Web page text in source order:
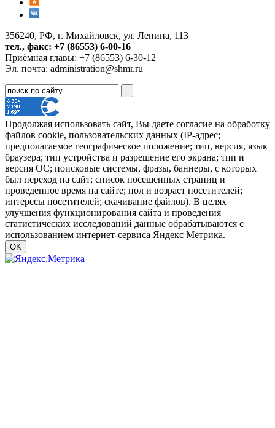
356240, РФ, г. Михайловск, ул. Ленина, 113
тел., факс: +7 (86553) 6-00-16
Приёмная главы: +7 (86553) 6-30-12
Эл. почта: administration@shmr.ru
Продолжая использовать сайт, Вы даете согласие на обработку
файлов cookie, пользовательских данных (IP-адрес;
предполагаемое географическое положение; тип, версия, язык
браузера; тип устройства и разрешение его экрана; тип и
версия ОС; поисковые системы, фразы, баннеры, с которых
был переход на сайт; список посещенных страниц и
проведенное время на сайте; пол и возраст посетителей;
интересы посетителей; скачивание файлов). В целях
улучшения функционирования сайта и проведения
статистических исследований данные обрабатываются с
использованием интернет-сервиса Яндекс Метрика.
OK